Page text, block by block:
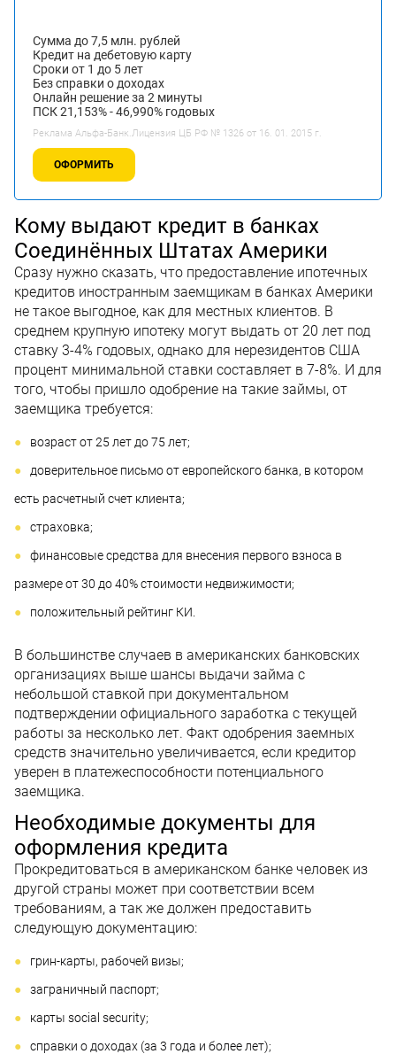
Сумма до 7,5 млн. рублей
Кредит на дебетовую карту
Сроки от 1 до 5 лет
Без справки о доходах
Онлайн решение за 2 минуты
ПСК 21,153% - 46,990% годовых
Реклама Альфа-Банк.Лицензия ЦБ РФ № 1326 от 16. 01. 2015 г.
ОФОРМИТЬ
Кому выдают кредит в банках
Соединённых Штатах Америки
Сразу нужно сказать, что предоставление ипотечных
кредитов иностранным заемщикам в банках Америки
не такое выгодное, как для местных клиентов. В
среднем крупную ипотеку могут выдать от 20 лет под
ставку 3-4% годовых, однако для нерезидентов США
процент минимальной ставки составляет в 7-8%. И для
того, чтобы пришло одобрение на такие займы, от
заемщика требуется:
возраст от 25 лет до 75 лет;
доверительное письмо от европейского банка, в котором
есть расчетный счет клиента;
страховка;
финансовые средства для внесения первого взноса в
размере от 30 до 40% стоимости недвижимости;
положительный рейтинг КИ.
В большинстве случаев в американских банковских
организациях выше шансы выдачи займа с
небольшой ставкой при документальном
подтверждении официального заработка с текущей
работы за несколько лет. Факт одобрения заемных
средств значительно увеличивается, если кредитор
уверен в платежеспособности потенциального
заемщика.
Необходимые документы для
оформления кредита
Прокредитоваться в американском банке человек из
другой страны может при соответствии всем
требованиям, а так же должен предоставить
следующую документацию:
грин-карты, рабочей визы;
заграничный паспорт;
карты social security;
справки о доходах (за 3 года и более лет);